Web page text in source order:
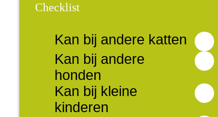
Checklist
Kan bij andere katten
Kan bij andere
honden
Kan bij kleine
kinderen